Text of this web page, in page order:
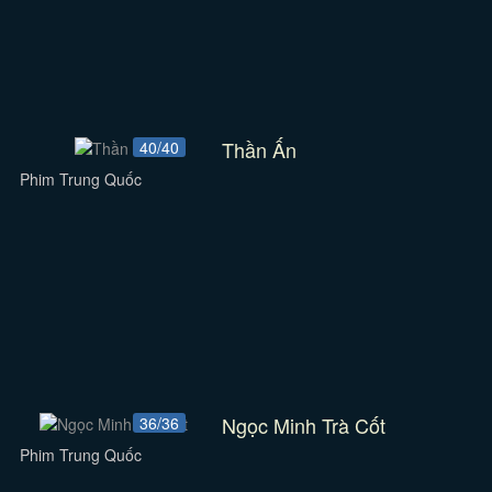
40/40 Thần Ấn
Phim Trung Quốc
36/36 Ngọc Minh Trà Cốt
Phim Trung Quốc